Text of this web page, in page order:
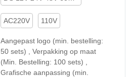
AC220V 110V
Aangepast logo (min. bestelling:
50 sets) , Verpakking op maat
(Min. Bestelling: 100 sets) ,
Grafische aanpassing (min.